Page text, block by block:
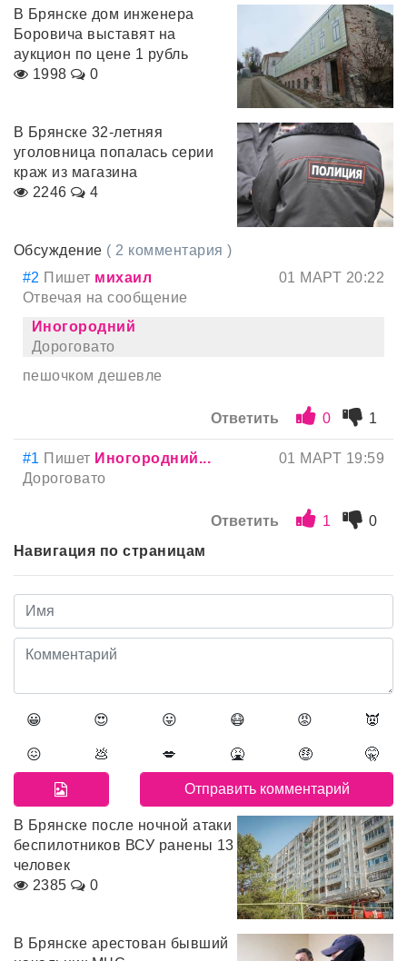
В Брянске дом инженера
Боровича выставят на
аукцион по цене 1 рубль
1998
0
В Брянске 32-летняя
уголовница попалась серии
краж из магазина
2246
4
Обсуждение ( 2 комментария )
#2 Пишет михаил
01 МАРТ 20:22
Отвечая на сообщение
Иногородний
Дороговато
пешочком дешевле
Ответить 0 1
#1 Пишет Иногородний...
01 МАРТ 19:59
Дороговато
Ответить 1
0
Навигация по страницам
😀 😍 😛 😷 😡 👿
😖 💩 💋 🤮 🤑 🤫
В Брянске после ночной атаки
беспилотников ВСУ ранены 13
человек
2385
0
В Брянске арестован бывший